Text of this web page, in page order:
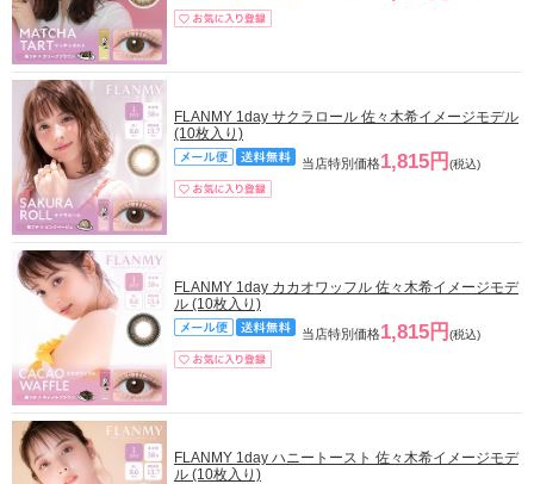
FLANMY 1day サクラロール 佐々木希イメージモデル
(10枚入り)
当店特別価格1,815円 (税込)
FLANMY 1day カカオワッフル 佐々木希イメージモデ
ル (10枚入り)
当店特別価格1,815円 (税込)
FLANMY 1day ハニートースト 佐々木希イメージモデ
ル (10枚入り)